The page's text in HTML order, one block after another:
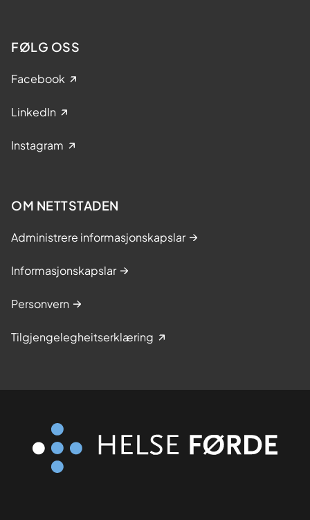
FØLG OSS
Facebook
LinkedIn
Instagram
OM NETTSTADEN
Administrere informasjonskapslar
Informasjonskapslar
Personvern
Tilgjengelegheitserklæring